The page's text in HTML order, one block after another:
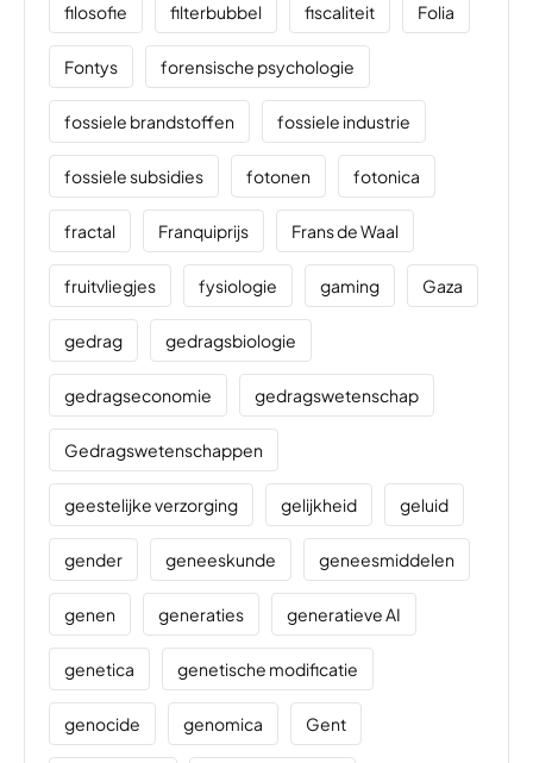
filosofie filterbubbel fiscaliteit Folia
Fontys forensische psychologie
fossiele brandstoffen fossiele industrie
fossiele subsidies fotonen fotonica
fractal Franquiprijs Frans de Waal
fruitvliegjes fysiologie gaming Gaza
gedrag gedragsbiologie
gedragseconomie gedragswetenschap
Gedragswetenschappen
geestelijke verzorging gelijkheid geluid
gender geneeskunde geneesmiddelen
genen generaties generatieve AI
genetica genetische modificatie
genocide genomica Gent